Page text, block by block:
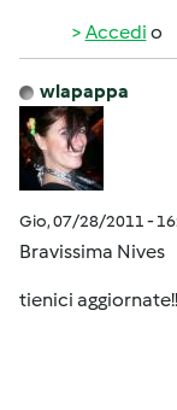
Accedi o
wlapappa
Gio, 07/28/2011 -
Bravissima Nives
tienici